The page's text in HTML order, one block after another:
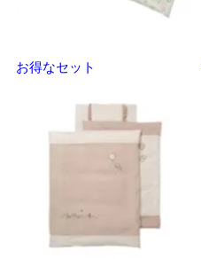
お得なセット